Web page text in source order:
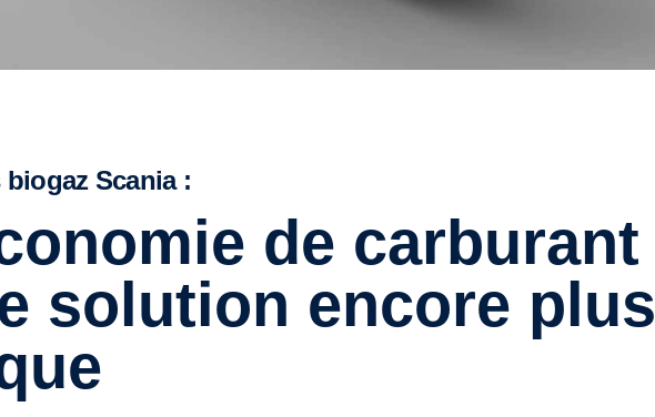
biogaz Scania :
solution encore plus